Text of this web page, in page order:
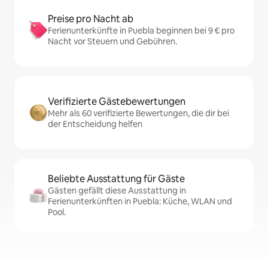
Preise pro Nacht ab
Ferienunterkünfte in Puebla beginnen bei 9 € pro
Nacht vor Steuern und Gebühren.
Verifizierte Gästebewertungen
Mehr als 60 verifizierte Bewertungen, die dir bei
der Entscheidung helfen
Beliebte Ausstattung für Gäste
Gästen gefällt diese Ausstattung in
Ferienunterkünften in Puebla: Küche, WLAN und
Pool.